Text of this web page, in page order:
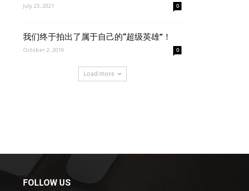
July 23, 2021 0
我们终于拍出了属于自己的“超级英雄”！
October 2, 2019 0
Load more
FOLLOW US